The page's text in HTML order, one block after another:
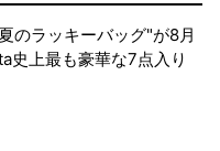
のラッキーバッグ"が8月
史上最も豪華な7点入り